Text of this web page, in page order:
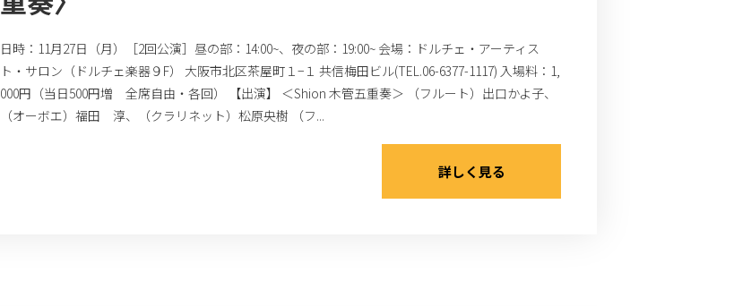
日時：11月27日（月）［2回公演］昼の部：14:00~、夜の部：19:00~ 会場：ドルチェ・アーティス
ト・サロン（ドルチェ楽器９F） 大阪市北区茶屋町１−１ 共信梅田ビル(TEL.06-6377-1117) 入場料：1,
000円（当日500円増 全席自由・各回） 【出演】 ＜Shion 木管五重奏＞ （フルート）出口かよ子、
（オーボエ）福田 淳、（クラリネット）松原央樹 （フ...
詳しく見る